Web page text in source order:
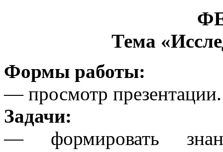
Тема
Формы работы:
— просмотр презентации.
Задачи:
— формировать